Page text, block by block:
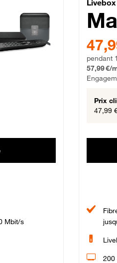
€ par mois, Engagement 12
Mbit/s
Livebox
47,99 €
pendant
57,99 €/
Prix
47,99
200